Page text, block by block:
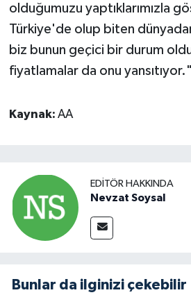
olduğumuzu yaptıklarımızla
Türkiye'de olup biten
biz bunun geçici bir durum
fiyatlamalar da onu yansıtıyor."
Kaynak: AA
EDITÖR HAKKINDA
Nevzat Soysal
Bunlar da ilginizi çekebilir